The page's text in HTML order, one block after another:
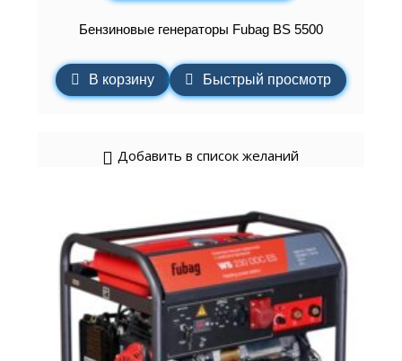
Бензиновые генераторы Fubag BS 5500
В корзину Быстрый просмотр
Добавить в список желаний